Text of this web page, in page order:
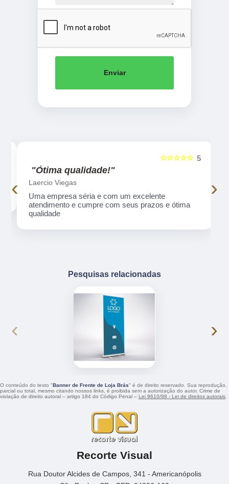
Enviar
5
☆☆☆☆☆
"Ótima qualidade!"
Laercio Viegas
Uma empresa séria e com um excelente
atendimento e cumpre com seus prazos e ótima
qualidade
‹ ›
Pesquisas relacionadas
‹ ›
O conteúdo do texto "Banner de Frente de Loja Brás" é de direito reservado. Sua reprodução,
parcial ou total, mesmo citando nossos links, é proibida sem a autorização do autor. Crime de
violação de direito autoral – artigo 184 do Código Penal – Lei 9610/98 - Lei de direitos autorais
Recorte Visual
Rua Doutor Alcides de Campos, 341 - Americanópolis